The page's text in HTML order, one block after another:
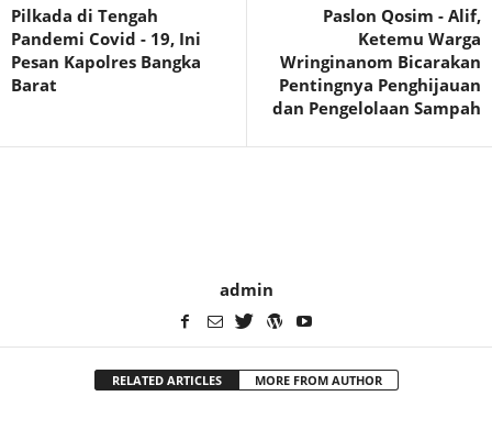
Pilkada di Tengah
Pandemi Covid - 19, Ini
Pesan Kapolres Bangka
Barat
Paslon Qosim - Alif,
Ketemu Warga
Wringinanom Bicarakan
Pentingnya Penghijauan
dan Pengelolaan Sampah
admin
RELATED ARTICLES MORE FROM AUTHOR